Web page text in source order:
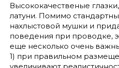
Высококачественые
латуни. Помимо
нахлыстовой мушки и
поведения при проводке,
еще несколько очень
1) при правильном